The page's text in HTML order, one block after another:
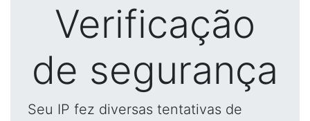
Verificação
de segurança
Seu IP fez diversas tentativas de